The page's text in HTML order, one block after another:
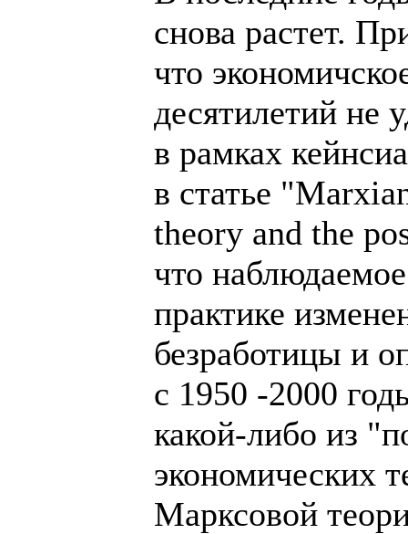
снова растет.
что
десятилетий не
в рамках
в статье
theory and the
что
практике
безработицы и
с 1950 -2000
какой-либо из
экономических
Марксовой